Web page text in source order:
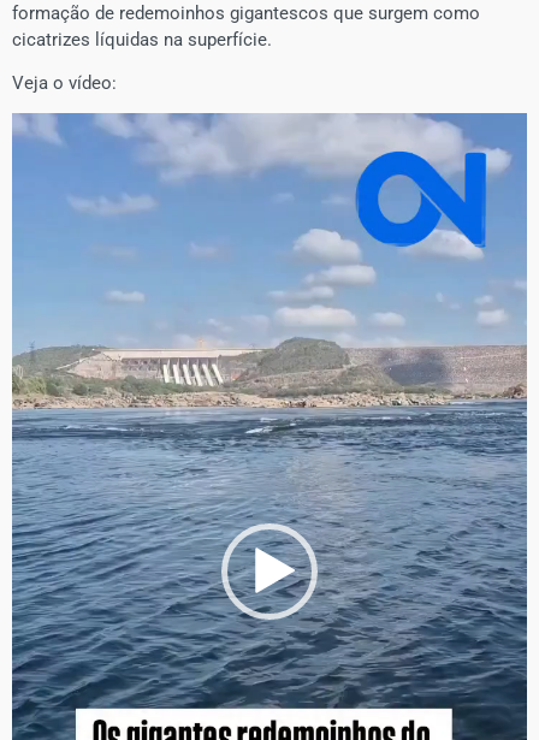
formação de redemoinhos gigantescos que surgem como
cicatrizes líquidas na superfície.
Veja o vídeo: